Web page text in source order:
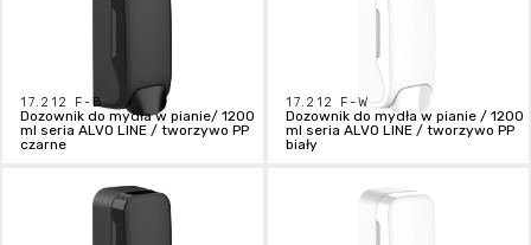
17.212 F-B
Dozownik do mydła w pianie/ 1200
ml seria ALVO LINE / tworzywo PP
czarne
17.212 F-W
Dozownik do mydła w pianie / 1200
ml seria ALVO LINE / tworzywo PP
biały